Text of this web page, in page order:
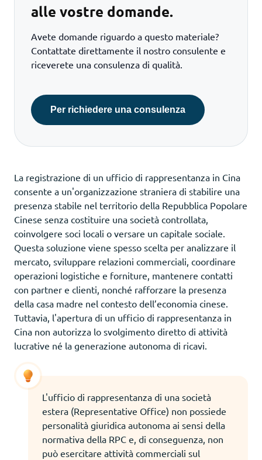
alle vostre domande.
Avete domande riguardo a questo materiale?
Contattate direttamente il nostro consulente e
riceverete una consulenza di qualità.
Per richiedere una consulenza
La registrazione di un ufficio di rappresentanza in Cina
consente a un'organizzazione straniera di stabilire una
presenza stabile nel territorio della Repubblica Popolare
Cinese senza costituire una società controllata,
coinvolgere soci locali o versare un capitale sociale.
Questa soluzione viene spesso scelta per analizzare il
mercato, sviluppare relazioni commerciali, coordinare
operazioni logistiche e forniture, mantenere contatti
con partner e clienti, nonché rafforzare la presenza
della casa madre nel contesto dell’economia cinese.
Tuttavia, l'apertura di un ufficio di rappresentanza in
Cina non autorizza lo svolgimento diretto di attività
lucrative né la generazione autonoma di ricavi.
L'ufficio di rappresentanza di una società
estera (Representative Office) non possiede
personalità giuridica autonoma ai sensi della
normativa della RPC e, di conseguenza, non
può esercitare attività commerciali sul